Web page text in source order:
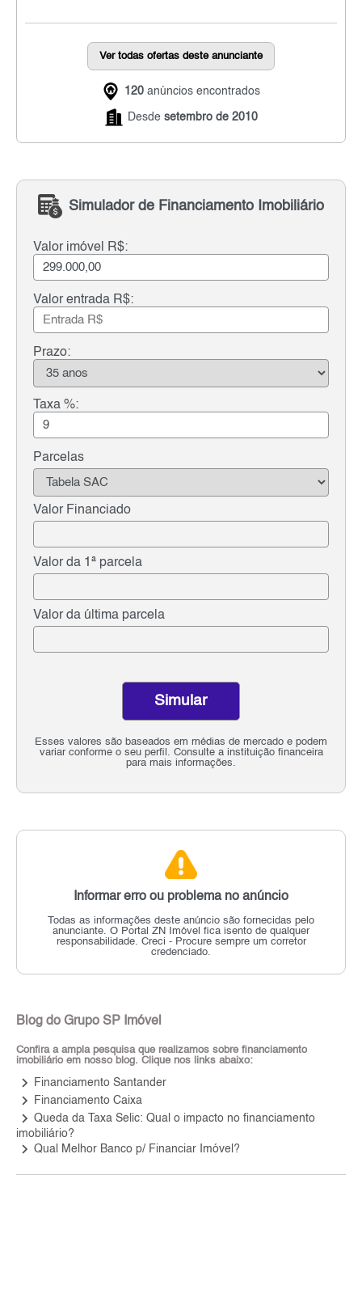
Ver todas ofertas deste anunciante
120 anúncios encontrados
Desde setembro de 2010
Simulador de Financiamento Imobiliário
Valor imóvel R$:
Valor entrada R$:
Prazo:
Taxa %:
Parcelas
Valor Financiado
Valor da 1ª parcela
Valor da última parcela
Esses valores são baseados em médias de mercado e podem
variar conforme o seu perfil. Consulte a instituição financeira
para mais informações.
Simular
Informar erro ou problema no anúncio
Todas as informações deste anúncio são fornecidas pelo
anunciante. O Portal ZN Imóvel fica isento de qualquer
responsabilidade. Creci - Procure sempre um corretor
credenciado.
Blog do Grupo SP Imóvel
Confira a ampla pesquisa que realizamos sobre financiamento
imobiliário em nosso blog. Clique nos links abaixo:
keyboard_arrow_right Financiamento Santander
keyboard_arrow_right Financiamento Caixa
keyboard_arrow_right Queda da Taxa Selic: Qual o impacto no financiamento
imobiliário?
keyboard_arrow_right Qual Melhor Banco p/ Financiar Imóvel?